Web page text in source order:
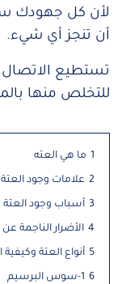
لأن كل جهودك
أن تنجز أي شيء.
تستطيع الاتصال
للتخلص منها
1 ما هي العته
2 علامات وجود العتة
3 أسباب وجود العتة
4 الأضرار الناجمة عن
5 أنواع العتة
6 1-سوس البرسيم